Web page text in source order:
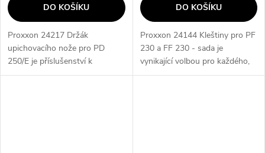
DO KOŠÍKU
Proxxon 24217 Držák
upichovacího nože pro PD
250/E je příslušenství k
soustruhu PD 250/E. Tento
DO KOŠÍKU
Proxxon 24144 Kleštiny pro PF
230 a FF 230 - sada je
vynikající volbou pro každého,
kdo potřebuje precizní a